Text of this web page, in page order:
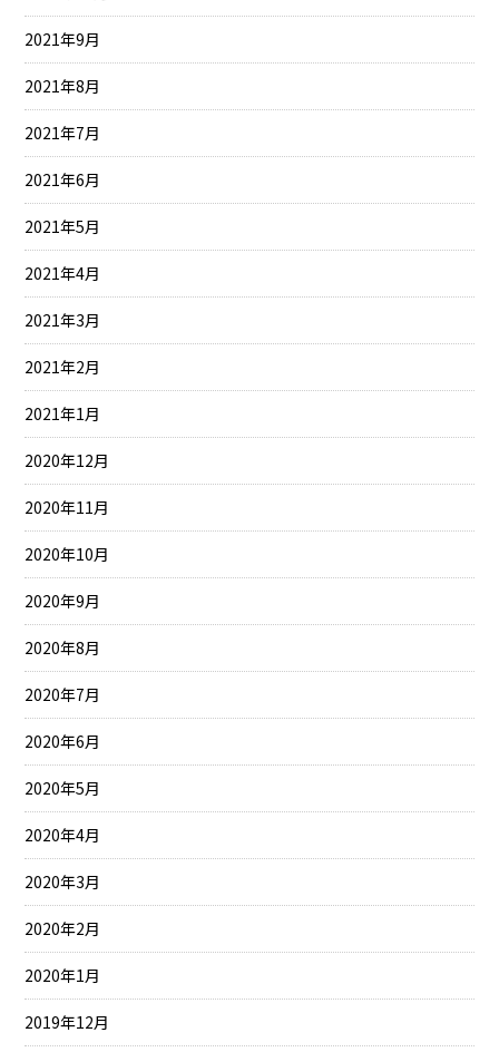
2021年9月
2021年8月
2021年7月
2021年6月
2021年5月
2021年4月
2021年3月
2021年2月
2021年1月
2020年12月
2020年11月
2020年10月
2020年9月
2020年8月
2020年7月
2020年6月
2020年5月
2020年4月
2020年3月
2020年2月
2020年1月
2019年12月